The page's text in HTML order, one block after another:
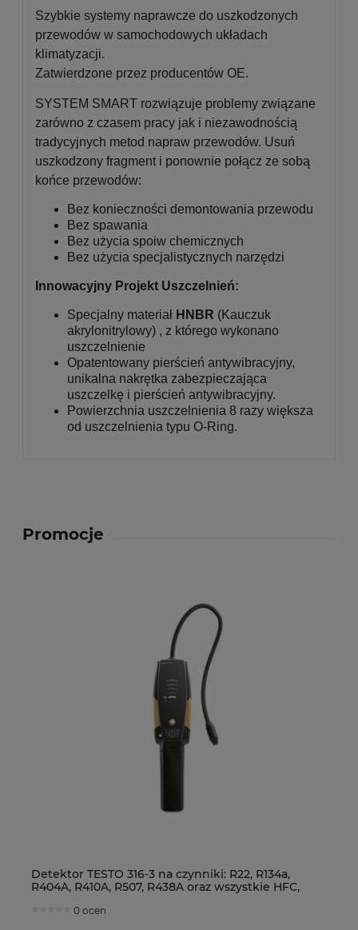
Szybkie systemy naprawcze do uszkodzonych
przewodów w samochodowych układach
klimatyzacji.
Zatwierdzone przez producentów OE.
SYSTEM SMART rozwiązuje problemy związane
zarówno z czasem pracy jak i niezawodnością
tradycyjnych metod napraw przewodów. Usuń
uszkodzony fragment i ponownie połącz ze sobą
końce przewodów:
Bez konieczności demontowania przewodu
Bez spawania
Bez użycia spoiw chemicznych
Bez użycia specjalistycznych narzędzi
Innowacyjny Projekt Uszczelnień:
Specjalny materiał HNBR (Kauczuk
akrylonitrylowy) , z którego wykonano
uszczelnienie
Opatentowany pierścień antywibracyjny,
unikalna nakrętka zabezpieczająca
uszczelkę i pierścień antywibracyjny.
Powierzchnia uszczelnienia 8 razy większa
od uszczelnienia typu O-Ring.
Promocje
Detektor TESTO 316-3 na czynniki: R22, R134a,
R404A, R410A, R507, R438A oraz wszystkie HFC,
0 ocen